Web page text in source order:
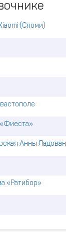
(Сяоми)
«Фиеста»
Анны Ладован
«Ратибор»